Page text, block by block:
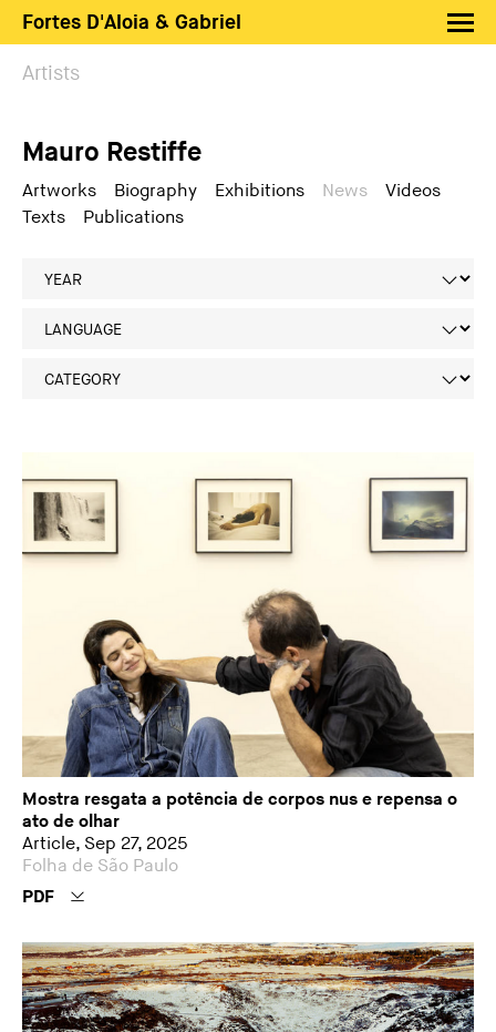
Fortes D'Aloia & Gabriel
Artists
Fairs
News
About
Artists
Mauro Restiffe
Artworks Biography Exhibitions News
Videos
Texts
Publications
Mostra resgata a potência de corpos nus e repensa o
ato de olhar
Article, Sep 27, 2025
Folha de São Paulo
PDF